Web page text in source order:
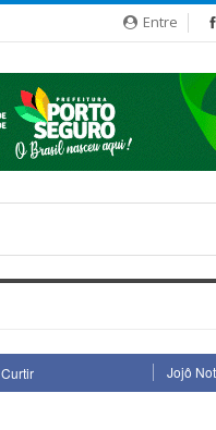
Entre
Curtir Jojô